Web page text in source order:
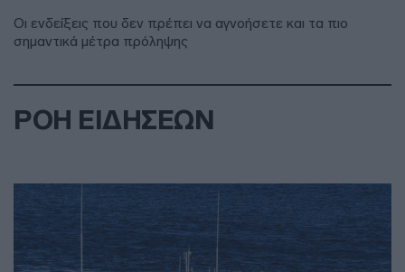
Οι ενδείξεις που δεν πρέπει να αγνοήσετε και τα πιο
σημαντικά μέτρα πρόληψης
ΡΟΗ ΕΙΔΗΣΕΩΝ